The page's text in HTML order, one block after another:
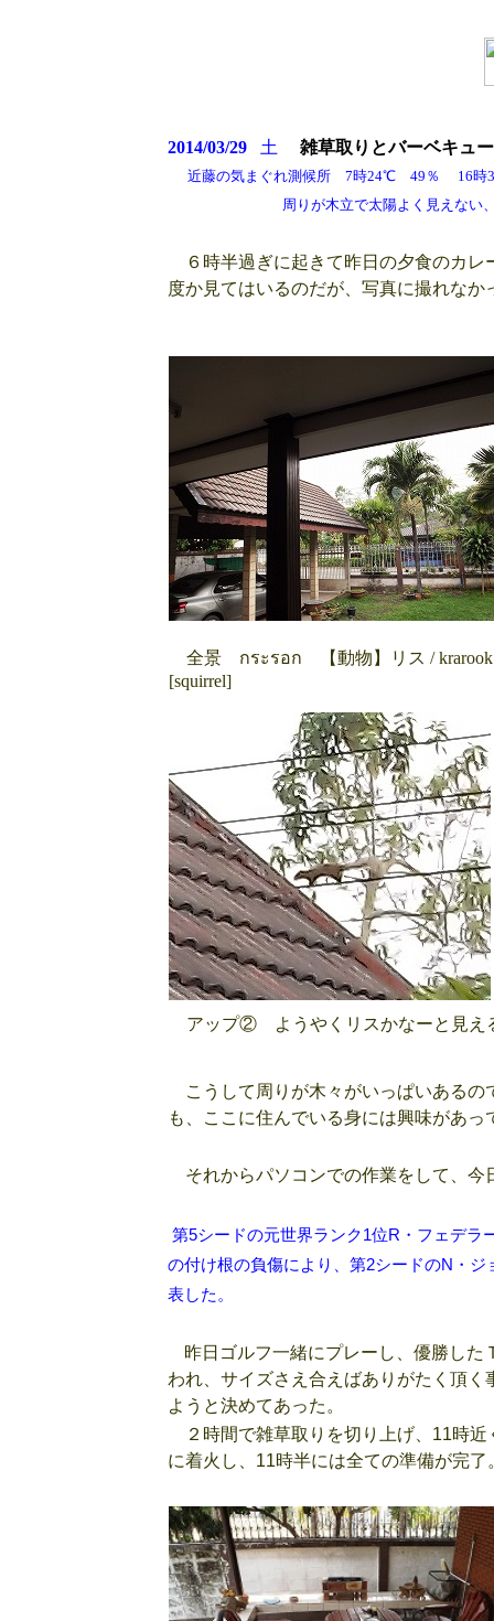
2014/03/29土 雑草取りとバーベキュ
近藤の気まぐれ測候所 7時24℃ 49％
周りが木立で太陽よく見えない、それ
６時半過ぎに起きて昨日の夕食のカレ
度か見てはいるのだが、写真に撮れなか
全景 กระรอก 【動物】リス / krarook
[squirrel]
アップ② ようやくリスかなーと見え
こうして周りが木々がいっぱいあるの
も、ここに住んでいる身には興味があっ
それからパソコンでの作業をして、今
第5シードの元世界ランク1位R・フェデラ
の付け根の負傷により、第2シードのN・
表した。
昨日ゴルフ一緒にプレーし、優勝し
われ、サイズさえ合えばありがたく頂
ようと決めてあった。
２時間で雑草取りを切り上げ、11時近
に着火し、11時半には全ての準備が完了